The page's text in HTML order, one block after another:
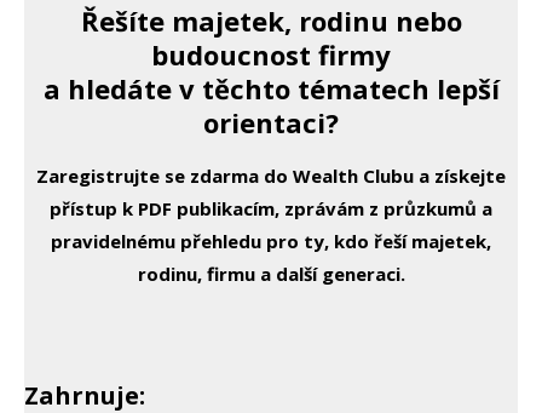
Řešíte majetek, rodinu nebo
budoucnost firmy
a hledáte v těchto tématech lepší
orientaci?
Zaregistrujte se zdarma do Wealth Clubu a získejte
přístup k PDF publikacím, zprávám z průzkumů a
pravidelnému přehledu pro ty, kdo řeší majetek,
rodinu, firmu a další generaci.
Zahrnuje: